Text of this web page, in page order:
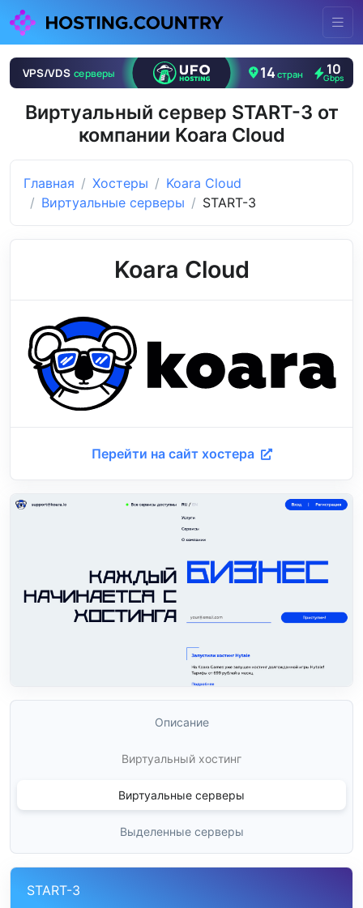
Виртуальный сервер START-3 от
компании Koara Cloud
Главная Хостеры
Koara Cloud
Виртуальные серверы
START-3
Koara Cloud
Перейти на сайт хостера
Описание
Виртуальный хостинг
Виртуальные серверы
Выделенные серверы
START-3